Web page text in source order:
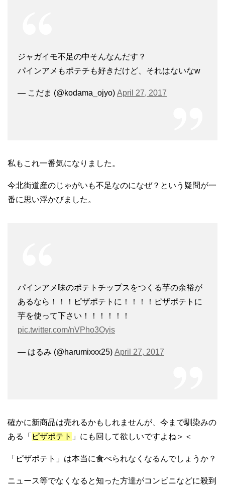
ジャガイモ不足の中そんなんだす？
パインアメもポテチも好きだけど、それはないなw
— こだま (@kodama_ojyo) April 27, 2017
私もこれ一番気になりました。
今北街道産のじゃがいも不足なのになぜ？という疑問が一
番に思い浮かびました。
パインアメ味のポテトチップスをつくる芋の余裕が
あるなら！！！ピザポテトに！！！！ピザポテトに
芋を使って下さい！！！！！！
pic.twitter.com/nVPho3Oyis
— はるみ (@harumixxx25) April 27, 2017
確かに新商品は売れるかもしれませんが、今まで馴染みの
ある「 ピザポテト 」にも回して欲しいですよね＞＜
「ピザポテト」は本当に食べられなくなるんでしょうか？
ニュース等でなくなると知った方達がコンビニなどに殺到